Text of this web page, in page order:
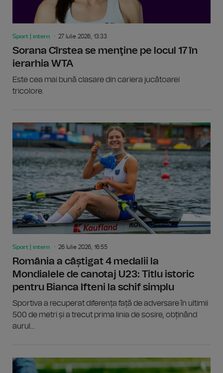
Sport | intern 27 Iulie 2026, 13:33
Sorana Cîrstea se menţine pe locul 17 în
ierarhia WTA
Este cea mai bună clasare din cariera jucătoarei
tricolore.
Sport | intern 26 Iulie 2026, 16:55
România a câștigat 4 medalii la
Mondialele de canotaj U23: Titlu istoric
pentru Bianca Ifteni la schif simplu
Sportiva a recuperat diferența față de adversare în ultimii
500 de metri și a trecut prima linia de sosire, obținând
aurul...